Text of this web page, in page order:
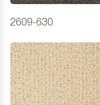
2609-630